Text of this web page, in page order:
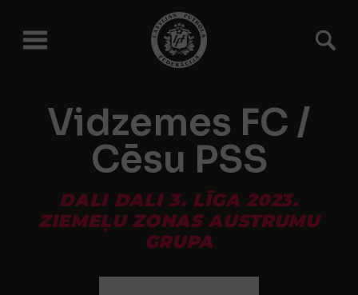
Vidzemes FC /
Cēsu PSS
DALI DALI 3. LĪGA 2023.
ZIEMEĻU ZONAS AUSTRUMU
GRUPA